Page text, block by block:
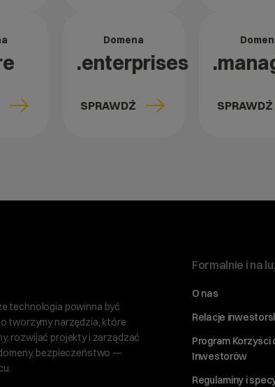
Domena
.enterprises
SPRAWDŹ SPRAWDŹ
technologia powinna być
tworzymy narzędzia, które
rozwijać projekty i zarządzać
bezpieczeństwo —
Formalnie i na
O nas
Relacje
Program Korzyści
Inwestorów
Regulaminy i